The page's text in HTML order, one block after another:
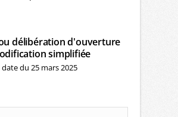
délibération d'ouverture
simplifiée
du 25 mars 2025